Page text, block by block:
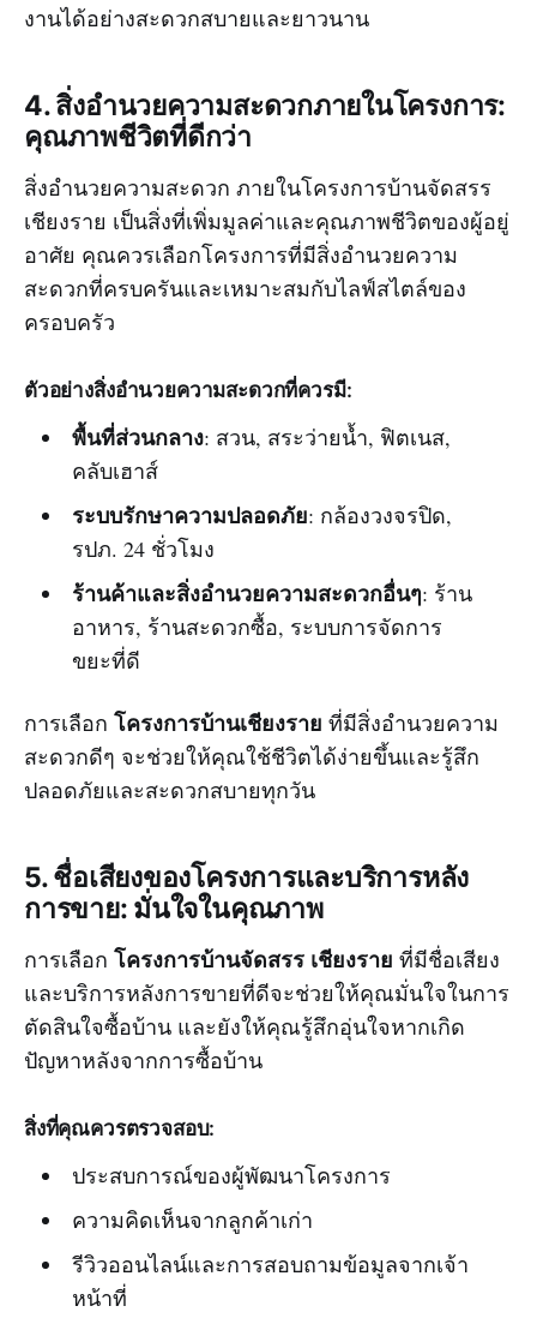
งานได้อย่างสะดวกสบายและยาวนาน
4. สิ่งอำนวยความสะดวกภายในโครงการ:
คุณภาพชีวิตที่ดีกว่า
สิ่งอำนวยความสะดวก ภายในโครงการบ้านจัดสรร
เชียงราย เป็นสิ่งที่เพิ่มมูลค่าและคุณภาพชีวิตของผู้อยู่
อาศัย คุณควรเลือกโครงการที่มีสิ่งอำนวยความ
สะดวกที่ครบครันและเหมาะสมกับไลฟ์สไตล์ของ
ครอบครัว
ตัวอย่างสิ่งอำนวยความสะดวกที่ควรมี:
พื้นที่ส่วนกลาง: สวน, สระว่ายน้ำ, ฟิตเนส,
คลับเฮาส์
ระบบรักษาความปลอดภัย: กล้องวงจรปิด,
รปภ. 24 ชั่วโมง
ร้านค้าและสิ่งอำนวยความสะดวกอื่นๆ: ร้าน
อาหาร, ร้านสะดวกซื้อ, ระบบการจัดการ
ขยะที่ดี
การเลือก โครงการบ้านเชียงราย ที่มีสิ่งอำนวยความ
สะดวกดีๆ จะช่วยให้คุณใช้ชีวิตได้ง่ายขึ้นและรู้สึก
ปลอดภัยและสะดวกสบายทุกวัน
5. ชื่อเสียงของโครงการและบริการหลัง
การขาย: มั่นใจในคุณภาพ
การเลือก โครงการบ้านจัดสรร เชียงราย ที่มีชื่อเสียง
และบริการหลังการขายที่ดีจะช่วยให้คุณมั่นใจในการ
ตัดสินใจซื้อบ้าน และยังให้คุณรู้สึกอุ่นใจหากเกิด
ปัญหาหลังจากการซื้อบ้าน
สิ่งที่คุณควรตรวจสอบ:
ประสบการณ์ของผู้พัฒนาโครงการ
ความคิดเห็นจากลูกค้าเก่า
รีวิวออนไลน์และการสอบถามข้อมูลจากเจ้า
หน้าที่